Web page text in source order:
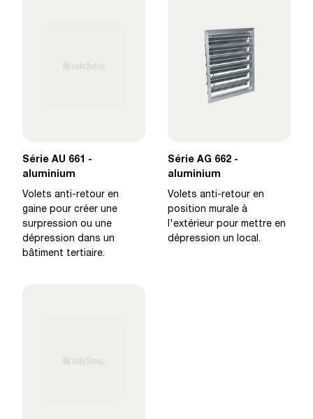
Série AU 661 -
aluminium
Volets anti-retour en
gaine pour créer une
surpression ou une
dépression dans un
bâtiment tertiaire.
Série AG 662 -
aluminium
Volets anti-retour en
position murale à
l'extérieur pour mettre en
dépression un local.